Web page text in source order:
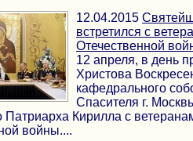
12.04.2015
встретился с
Отечественной
12 апреля, в день
Христова
кафедрального
Спасителя г.
Кирилла с
войны....